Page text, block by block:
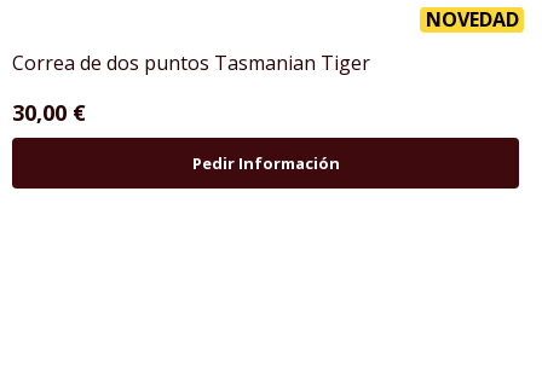
NOVEDAD
Correa de dos puntos Tasmanian Tiger
30,00 €
Pedir Información